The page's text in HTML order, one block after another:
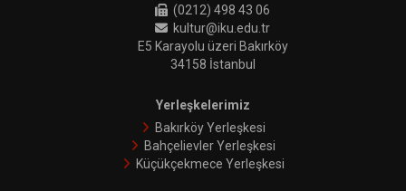
(0212) 498 43 06
kultur@iku.edu.tr
E5 Karayolu üzeri Bakırköy
34158 İstanbul
Yerleşkelerimiz
Bakırköy Yerleşkesi
Bahçelievler Yerleşkesi
Küçükçekmece Yerleşkesi